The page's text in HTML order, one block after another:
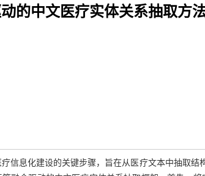
的中文医疗实体关系抽取方
信息化建设的关键步骤，旨在从医疗文本中抽取